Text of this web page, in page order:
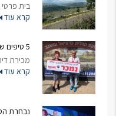
בית פרטי
קרא עוד
5 טיפים שיעזור לכם בתהליך מכירת דירה בכרמיאל
מכירת
קרא עוד
נבחרת